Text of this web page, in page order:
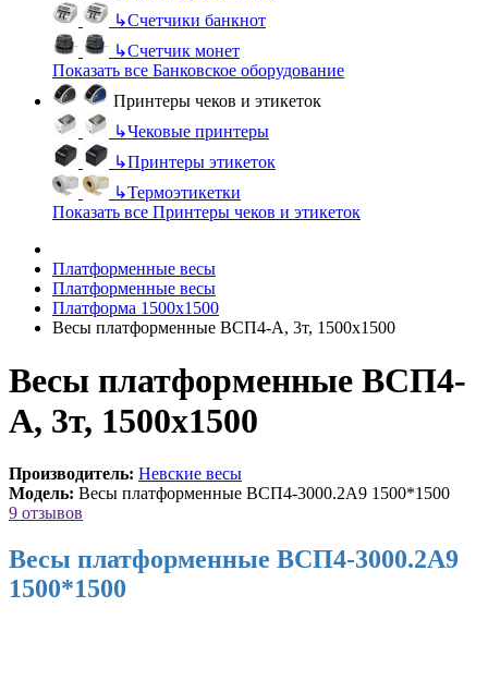
↳Счетчики банкнот
↳Счетчик монет
Показать все Банковское оборудование
Принтеры чеков и этикеток
↳Чековые принтеры
↳Принтеры этикеток
↳Термоэтикетки
Показать все Принтеры чеков и этикеток
Платформенные весы
Платформенные весы
Платформа 1500х1500
Весы платформенные ВСП4-А, 3т, 1500х1500
Весы платформенные ВСП4-
А, 3т, 1500х1500
Производитель: Невские весы
Модель: Весы платформенные ВСП4-3000.2А9 1500*1500
9 отзывов
Весы платформенные ВСП4-3000.2А9
1500*1500